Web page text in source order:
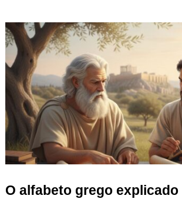
O alfabeto grego explicado